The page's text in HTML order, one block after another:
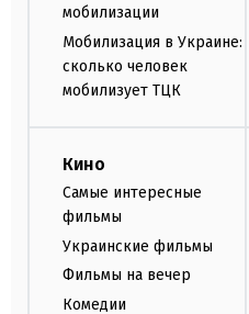
мобилизации
Мобилизация в Украине:
сколько человек
мобилизует ТЦК
Кино
Самые интересные
фильмы
Украинские фильмы
Фильмы на вечер
Комедии